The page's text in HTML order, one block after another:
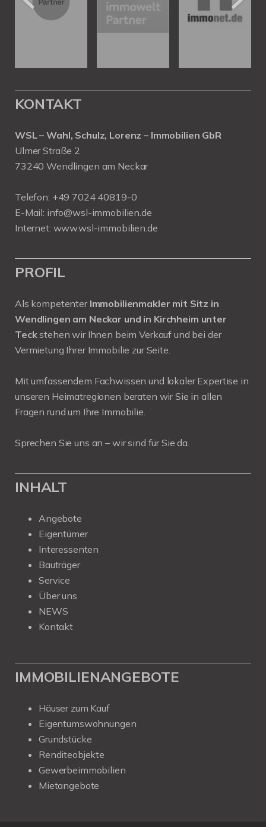
KONTAKT
WSL – Wahl, Schulz, Lorenz – Immobilien GbR
Ulmer Straße 2
73240 Wendlingen am Neckar
Telefon: +49 7024 40819-0
E-Mail: info@wsl-immobilien.de
Internet: www.wsl-immobilien.de
PROFIL
Als kompetenter Immobilienmakler mit Sitz in
Wendlingen am Neckar und in Kirchheim unter
Teckstehen wir Ihnen beim Verkauf und bei der
Vermietung Ihrer Immobilie zur Seite.
Mit umfassendem Fachwissen und lokaler Expertise in
unseren Heimatregionen beraten wir Sie in allen
Fragen rund um Ihre Immobilie.
Sprechen Sie uns an – wir sind für Sie da.
INHALT
Angebote
Eigentümer
Interessenten
Bauträger
Service
Über uns
NEWS
Kontakt
IMMOBILIENANGEBOTE
Häuser zum Kauf
Eigentumswohnungen
Grundstücke
Renditeobjekte
Gewerbeimmobilien
Mietangebote